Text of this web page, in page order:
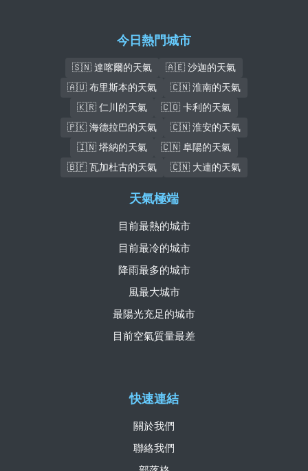
今日熱門城市
🇸🇳 達喀爾的天氣
🇦🇪 沙迦的天氣
🇦🇺 布里斯本的天氣
🇨🇳 淮南的天氣
🇰🇷 仁川的天氣
🇨🇴 卡利的天氣
🇵🇰 海德拉巴的天氣
🇨🇳 淮安的天氣
🇮🇳 塔納的天氣
🇨🇳 阜陽的天氣
🇧🇫 瓦加杜古的天氣
🇨🇳 大連的天氣
快速連結
關於我們
聯絡我們
天氣極端
目前最熱的城市
目前最冷的城市
降雨最多的城市
風最大城市
最陽光充足的城市
目前空氣質量最差